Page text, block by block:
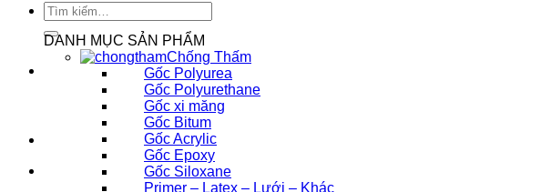
Tìm
kiếm:
DANH MỤC SẢN PHẨM
Chống Thấm
Gốc Polyurea
Gốc Polyurethane
Gốc xi măng
Gốc Bitum
Gốc Acrylic
Gốc Epoxy
Gốc Siloxane
Primer – Latex – Lưới – Khác